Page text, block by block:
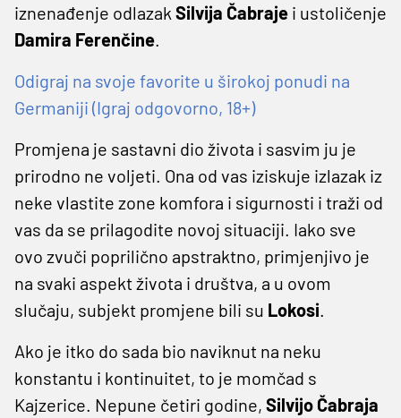
iznenađenje odlazak Silvija Čabraje i ustoličenje
Damira Ferenčine.
Odigraj na svoje favorite u širokoj ponudi na
Germaniji (Igraj odgovorno, 18+)
Promjena je sastavni dio života i sasvim ju je
prirodno ne voljeti. Ona od vas iziskuje izlazak iz
neke vlastite zone komfora i sigurnosti i traži od
vas da se prilagodite novoj situaciji. Iako sve
ovo zvuči poprilično apstraktno, primjenjivo je
na svaki aspekt života i društva, a u ovom
slučaju, subjekt promjene bili su Lokosi.
Ako je itko do sada bio naviknut na neku
konstantu i kontinuitet, to je momčad s
Kajzerice. Nepune četiri godine, Silvijo Čabraja